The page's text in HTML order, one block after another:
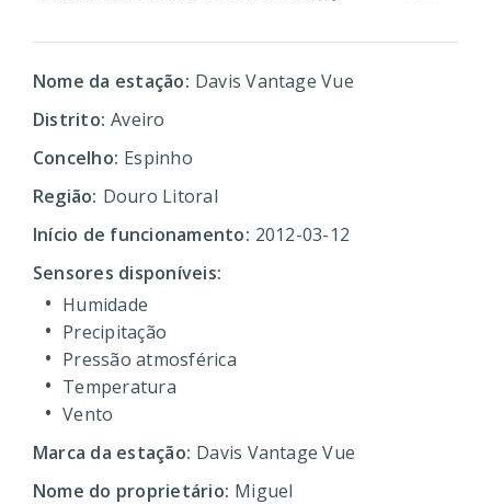
Nome da estação: Davis Vantage Vue
Distrito: Aveiro
Concelho: Espinho
Região: Douro Litoral
Início de funcionamento: 2012-03-12
Sensores disponíveis:
Humidade
Precipitação
Pressão atmosférica
Temperatura
Vento
Marca da estação: Davis Vantage Vue
Nome do proprietário: Miguel